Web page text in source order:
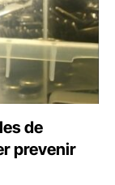
de
prevenir